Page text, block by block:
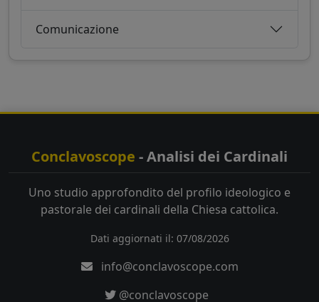
Comunicazione
Conclavoscope - Analisi dei Cardinali
Uno studio approfondito del profilo ideologico e
pastorale dei cardinali della Chiesa cattolica.
Dati aggiornati il: 07/08/2026
info@conclavoscope.com
@conclavoscope